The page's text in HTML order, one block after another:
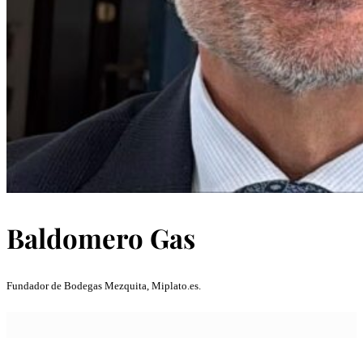
Baldomero Gas
Fundador de Bodegas Mezquita, Miplato.es.